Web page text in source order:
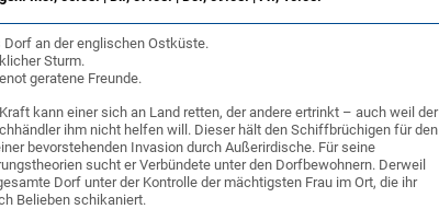
Dorf an der englischen Ostküste.
Sturm.
geratene Freunde.
kann einer sich an Land retten, der andere ertrinkt – auch weil der
ihm nicht helfen will. Dieser hält den Schiffbrüchigen für den
bevorstehenden Invasion durch Außerirdische. Für seine
sucht er Verbündete unter den Dorfbewohnern. Derweil
Dorf unter der Kontrolle der mächtigsten Frau im Ort, die ihr
Belieben schikaniert.